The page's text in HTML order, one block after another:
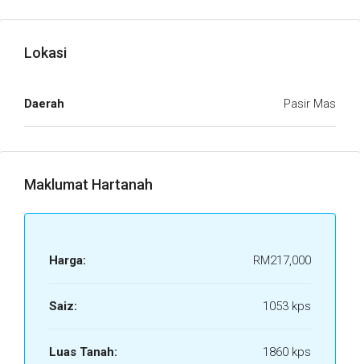
Lokasi
Daerah Pasir Mas
Maklumat Hartanah
Harga: RM217,000
Saiz: 1053 kps
Luas Tanah: 1860 kps